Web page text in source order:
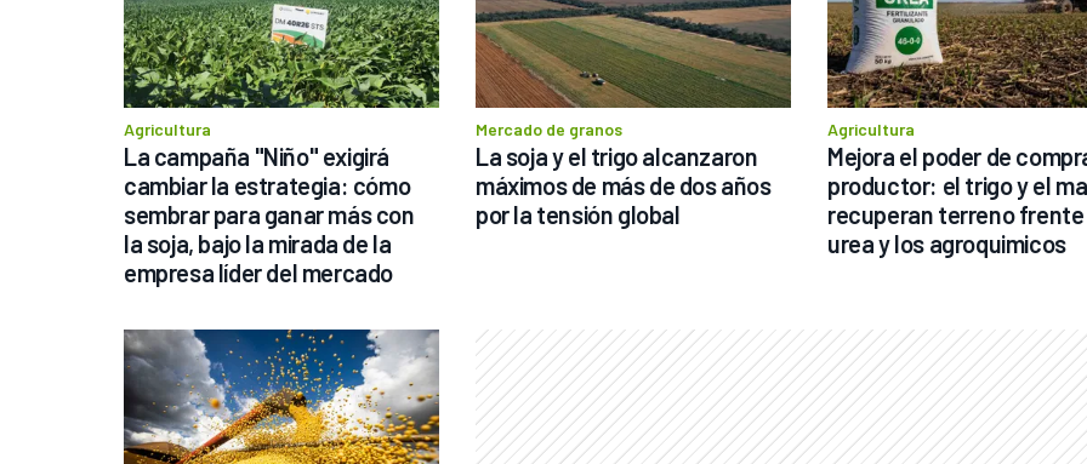
Agricultura
La campaña "Niño" exigirá
cambiar la estrategia: cómo
sembrar para ganar más con
la soja, bajo la mirada de la
empresa líder del mercado
Mercado de granos
La soja y el trigo alcanzaron
máximos de más de dos años
por la tensión global
Agricultura
Mejora el poder de
productor: el trigo y el
recuperan terreno frente
urea y los agroquimicos